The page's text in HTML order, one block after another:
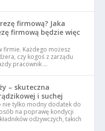
firmową? Jaka
firmową będzie więc
firmie. Każdego możesz
czy kogoś z zarządu
pracownik …
– skuteczna
i suchej
nie tylko modny dodatek do
na poprawę kondycji
odżywczych, takich